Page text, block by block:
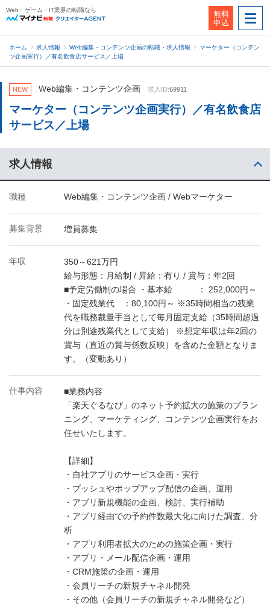
Web・ゲーム・IT業界の転職なら
無料
申込
ホーム 求人情報 Web編集・コンテンツ企画の転職・求人情報
マーケター（コンテン
ツ企画実行）／有名飲食店サービス／上場
NEW Web編集・コンテンツ企画 求人ID:69911
マーケター（コンテンツ企画実行）／有名飲食店
サービス／上場
求人情報
職種 Web編集・コンテンツ企画 / Webマーケター
募集背景 増員募集
年収
350～621万円
給与形態：月給制 / 昇給：有り / 賞与：年2回
■予定労働制の場合 ・基本給 ： 252,000円～
・固定残業代 ：80,100円～ ※35時間相当の残業
代を職務裁量手当として毎月固定支給（35時間超過
分は別途残業代として支給） ※想定年収は年2回の
賞与（直近の賞与係数反映）を含めた金額となりま
す。（変動あり）
仕事内容
■業務内容
「楽天ぐるなび」のネット予約拡大の施策のプラン
ニング、マーケティング、コンテンツ企画実行をお
任せいたします。
【詳細】
・自社アプリのサービス企画・実行
・プッシュやポップアップ配信の企画、運用
・アプリ新規機能の企画、検討、実行補助
・アプリ経由での予約件数最大化に向けた調査、分
析
・アプリ利用者拡大のための施策企画・実行
・アプリ・メール配信企画・運用
・CRM施策の企画・運用
・会員リーチの新規チャネル開発
・その他（会員リーチの新規チャネル開発など）